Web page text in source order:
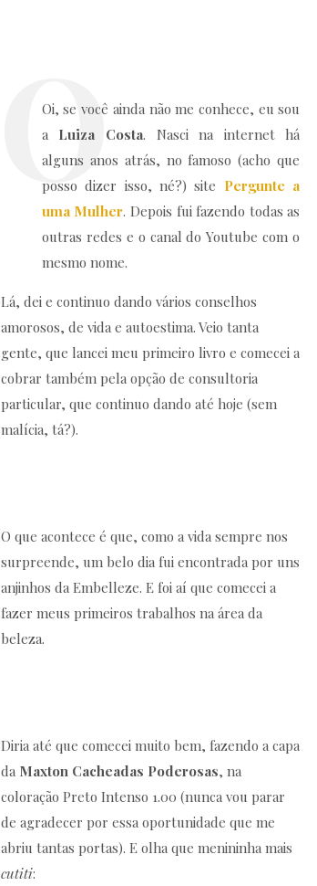
Oi, se você ainda não me conhece, eu sou
a Luiza Costa. Nasci na internet há
alguns anos atrás, no famoso (acho que
posso dizer isso, né?) site Pergunte a
uma Mulher. Depois fui fazendo todas as
outras redes e o canal do Youtube com o
mesmo nome.
Lá, dei e continuo dando vários conselhos
amorosos, de vida e autoestima. Veio tanta
gente, que lancei meu primeiro livro e comecei a
cobrar também pela opção de consultoria
particular, que continuo dando até hoje (sem
malícia, tá?).
O que acontece é que, como a vida sempre nos
surpreende, um belo dia fui encontrada por uns
anjinhos da Embelleze. E foi aí que comecei a
fazer meus primeiros trabalhos na área da
beleza.
Diria até que comecei muito bem, fazendo a capa
da Maxton Cacheadas Poderosas, na
coloração Preto Intenso 1.00 (nunca vou parar
de agradecer por essa oportunidade que me
abriu tantas portas). E olha que menininha mais
cutiti: